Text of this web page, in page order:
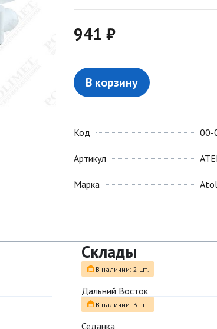
941 ₽
В корзину
Код
Артикул
Марка
00-
Склады
В наличии: 2 шт.
Дальний Восток
В наличии: 3 шт.
Седанка